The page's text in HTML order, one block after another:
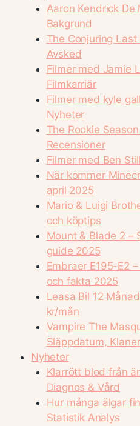
Aaron Kendrick De
Bakgrund
The Conjuring
Avsked
Filmer med Jamie
Filmkarriär
Filmer med kyle
Nyheter
The Rookie
Recensioner
Filmer med Ben
När kommer
april 2025
Mario & Luigi
och köptips
Mount & Blade 2 –
guide 2025
Embraer E195-E2
och fakta 2025
Leasa Bil 12
kr/mån
Vampire The
Släppdatum,
Nyheter
Klarrött blod från
Diagnos & Vård
Hur många älgar
Statistik Analys